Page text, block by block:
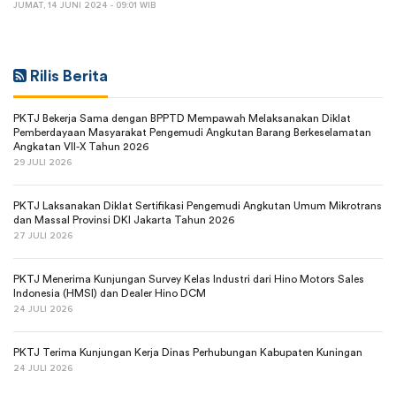
JUMAT, 14 JUNI 2024 - 09:01 WIB
Rilis Berita
PKTJ Bekerja Sama dengan BPPTD Mempawah Melaksanakan Diklat
Pemberdayaan Masyarakat Pengemudi Angkutan Barang Berkeselamatan
Angkatan VII-X Tahun 2026
29 JULI 2026
PKTJ Laksanakan Diklat Sertifikasi Pengemudi Angkutan Umum Mikrotrans
dan Massal Provinsi DKI Jakarta Tahun 2026
27 JULI 2026
PKTJ Menerima Kunjungan Survey Kelas Industri dari Hino Motors Sales
Indonesia (HMSI) dan Dealer Hino DCM
24 JULI 2026
PKTJ Terima Kunjungan Kerja Dinas Perhubungan Kabupaten Kuningan
24 JULI 2026